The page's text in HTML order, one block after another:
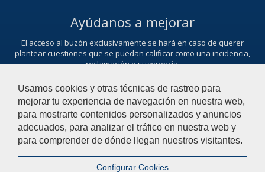
Usamos cookies y otras técnicas de rastreo para
mejorar tu experiencia de navegación en nuestra web,
para mostrarte contenidos personalizados y anuncios
adecuados, para analizar el tráfico en nuestra web y
para comprender de dónde llegan nuestros visitantes.
Configurar Cookies
Ayúdanos a mejorar
El acceso al buzón exclusivamente se hará en caso de querer
plantear cuestiones que se puedan calificar como una incidencia,
reclamación o sugerencia.
Contacta con nosotros
© 2021 Universidad Pablo de Olavide - Departamento de Economía,